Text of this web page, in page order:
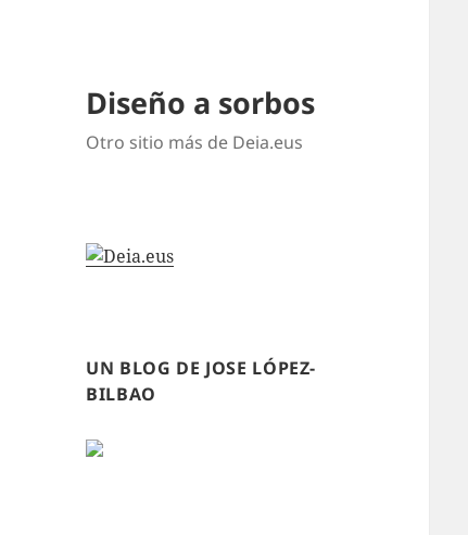
Diseño a sorbos
Otro sitio más de Deia.eus
UN BLOG DE JOSE LÓPEZ-
BILBAO